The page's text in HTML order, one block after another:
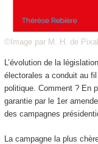
©Image par M. H. de
L’évolution de la
électorales a conduit au
politique. Comment ? En
garantie par le 1er
des campagnes
La campagne la plus